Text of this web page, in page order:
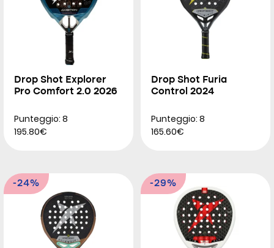
Drop Shot Explorer
Pro Comfort 2.0 2026
Punteggio: 8
195.80€
Drop Shot Furia
Control 2024
Punteggio: 8
165.60€
-24% -29%